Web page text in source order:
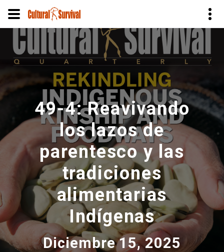
Pasar
contenido
principal
49-4: Reavivando
los lazos de
parentesco y las
tradiciones
alimentarias
Indígenas
Diciembre 15, 2025